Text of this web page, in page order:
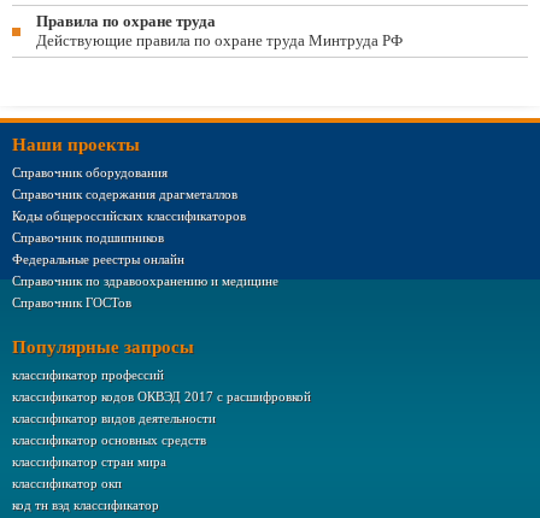
Правила по охране труда
Действующие правила по охране труда Минтруда РФ
Наши проекты
Справочник оборудования
Справочник содержания драгметаллов
Коды общероссийских классификаторов
Справочник подшипников
Федеральные реестры онлайн
Справочник по здравоохранению и медицине
Справочник ГОСТов
Популярные запросы
классификатор профессий
классификатор кодов ОКВЭД 2017 с расшифровкой
классификатор видов деятельности
классификатор основных средств
классификатор стран мира
классификатор окп
код тн вэд классификатор